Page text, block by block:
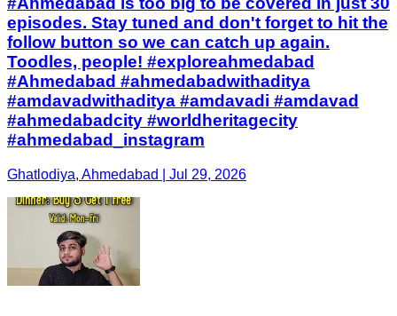
episodes. Stay tuned and don't forget to hit the
follow button so we can catch up again.
Toodles, people! #exploreahmedabad
#Ahmedabad #ahmedabadwithaditya
#amdavadwithaditya #amdavadi #amdavad
#ahmedabadcity #worldheritagecity
#ahmedabad_instagram
Ghatlodiya, Ahmedabad | Jul 29, 2026